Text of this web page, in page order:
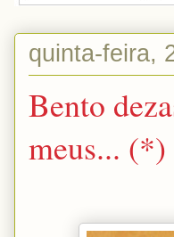
quinta-feira,
Bento
meus... (*)